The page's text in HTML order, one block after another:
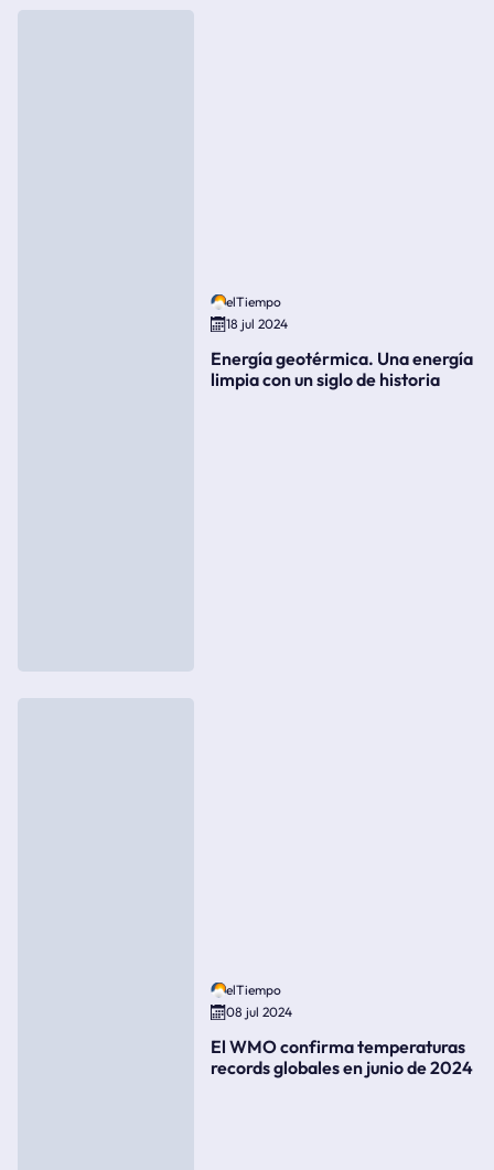
elTiempo
18 jul 2024
Energía geotérmica. Una energía
limpia con un siglo de historia
elTiempo
08 jul 2024
El WMO confirma temperaturas
records globales en junio de 2024